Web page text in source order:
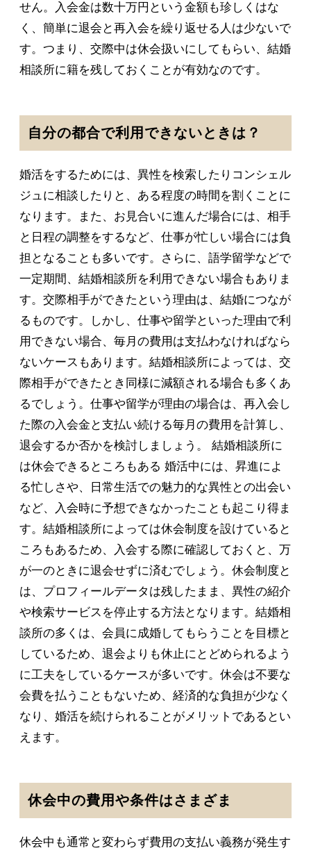
せん。入会金は数十万円という金額も珍しくはな
く、簡単に退会と再入会を繰り返せる人は少ないで
す。つまり、交際中は休会扱いにしてもらい、結婚
相談所に籍を残しておくことが有効なのです。
自分の都合で利用できないときは？
婚活をするためには、異性を検索したりコンシェル
ジュに相談したりと、ある程度の時間を割くことに
なります。また、お見合いに進んだ場合には、相手
と日程の調整をするなど、仕事が忙しい場合には負
担となることも多いです。さらに、語学留学などで
一定期間、結婚相談所を利用できない場合もありま
す。交際相手ができたという理由は、結婚につなが
るものです。しかし、仕事や留学といった理由で利
用できない場合、毎月の費用は支払わなければなら
ないケースもあります。結婚相談所によっては、交
際相手ができたとき同様に減額される場合も多くあ
るでしょう。仕事や留学が理由の場合は、再入会し
た際の入会金と支払い続ける毎月の費用を計算し、
退会するか否かを検討しましょう。 結婚相談所に
は休会できるところもある 婚活中には、昇進によ
る忙しさや、日常生活での魅力的な異性との出会い
など、入会時に予想できなかったことも起こり得ま
す。結婚相談所によっては休会制度を設けていると
ころもあるため、入会する際に確認しておくと、万
が一のときに退会せずに済むでしょう。休会制度と
は、プロフィールデータは残したまま、異性の紹介
や検索サービスを停止する方法となります。結婚相
談所の多くは、会員に成婚してもらうことを目標と
しているため、退会よりも休止にとどめられるよう
に工夫をしているケースが多いです。休会は不要な
会費を払うこともないため、経済的な負担が少なく
なり、婚活を続けられることがメリットであるとい
えます。
休会中の費用や条件はさまざま
休会中も通常と変わらず費用の支払い義務が発生す